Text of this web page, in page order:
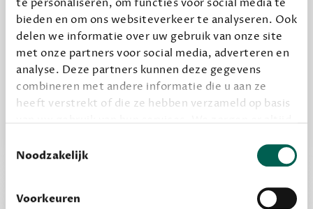
te personaliseren, om functies voor social media te
bieden en om ons websiteverkeer te analyseren. Ook
delen we informatie over uw gebruik van onze site
met onze partners voor social media, adverteren en
analyse. Deze partners kunnen deze gegevens
combineren met andere informatie die u aan ze
heeft verstrekt of die ze hebben verzameld op basis
grondslag gebeurt, en er niet onnodig data van je
wordt verwerkt. Gevoelige persoonsgegevens delen
Noodzakelijk
Voorkeuren
Alles van Dewey Free
Word een bovengemiddelde lezer met 6 boeken
per jaar
Vooraf een tipje van de sluier, zodat je kunt